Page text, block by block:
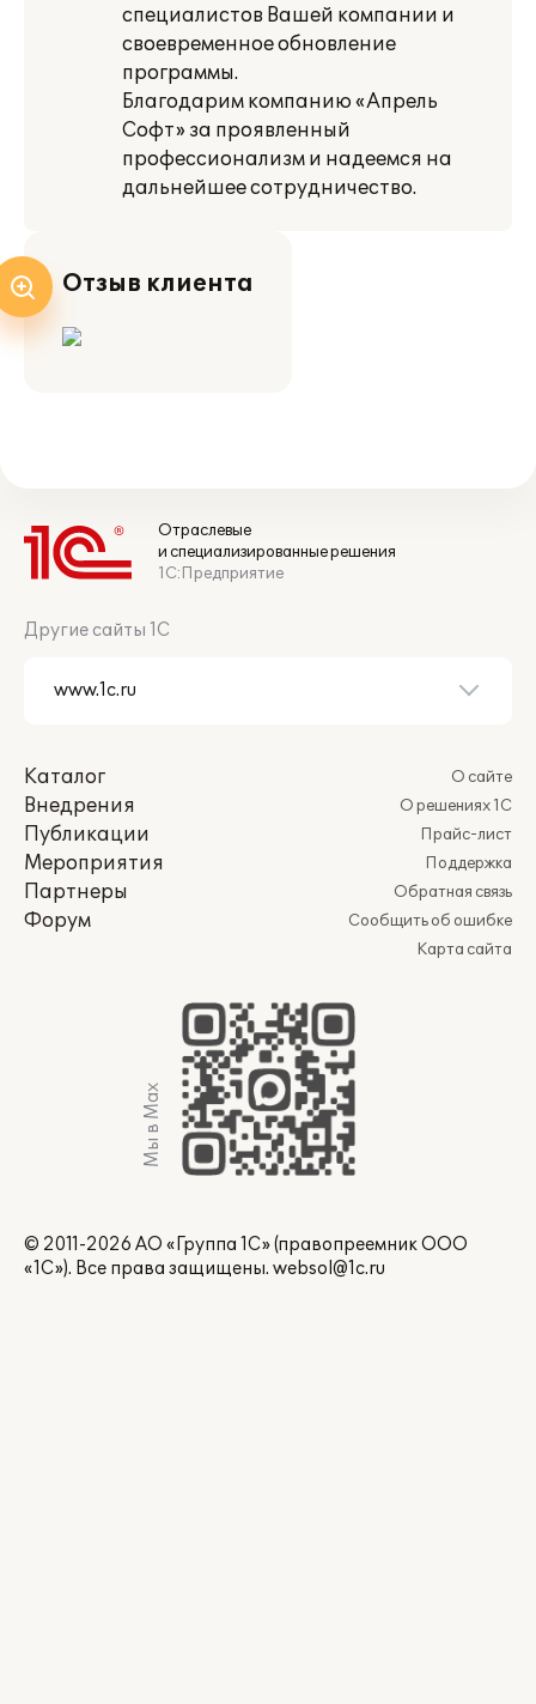
специалистов Вашей компании и
своевременное обновление
программы.
Благодарим компанию «Апрель
Софт» за проявленный
профессионализм и надеемся на
дальнейшее сотрудничество.
Отзыв клиента
Отраслевые
и специализированные решения
1С:Предприятие
Другие сайты 1С
Каталог
Внедрения
Публикации
Мероприятия
Партнеры
Форум
О сайте
О решениях 1С
Прайс-лист
Поддержка
Обратная связь
Сообщить об ошибке
Карта сайта
Мы в Max
© 2011-2026 АО «Группа 1С» (правопреемник ООО
«1С»). Все права защищены. websol@1c.ru